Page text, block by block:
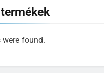
were found.